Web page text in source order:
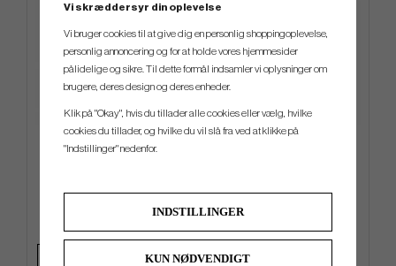
TaylorMade Radar Legacy
kr.189kr.249
Info Køb
+1
kr.1 359kr.1 769
Info Køb
Vi skræddersyr din oplevelse
Vi bruger cookies til at give dig en personlig shoppingoplevelse,
personlig annoncering og for at holde vores hjemmesider
pålidelige og sikre. Til dette formål indsamler vi oplysninger om
brugere, deres design og deres enheder.
Klik på "Okay", hvis du tillader alle cookies eller vælg, hvilke
cookies du tillader, og hvilke du vil slå fra ved at klikke på
"Indstillinger" nedenfor.
INDSTILLINGER
KUN NØDVENDIGT